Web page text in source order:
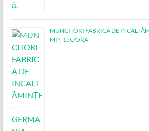
MUNCITORI FABRICA DE
MIN 15€/ORA